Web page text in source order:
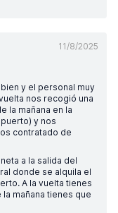
11/8/2025
y el personal muy
nos recogió una
la mañana en la
y nos
contratado de
a la salida del
donde se alquila el
A la vuelta tienes
mañana tienes que